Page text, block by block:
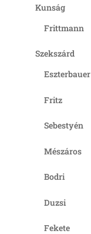
Kunság
Frittmann
Szekszárd
Eszterbauer
Fritz
Sebestyén
Mészáros
Bodri
Duzsi
Fekete